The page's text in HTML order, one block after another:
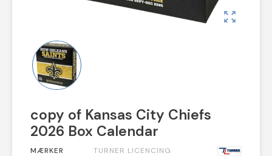
zoom_out_map
copy of Kansas City Chiefs
2026 Box Calendar
MÆRKER
TURNER LICENCING